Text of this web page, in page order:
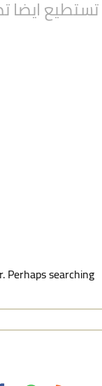
تستطيع ايضا
Perhaps searching